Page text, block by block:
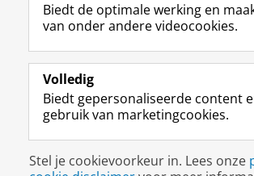
e
b
o
p
a
i
n
k
e
I
-
p
g
i
-
f
e
R
k
s
Studiekiezers
Alumni
Over ons
Disclaimer & Copyright
Inloggen
Biedt de optimale werking en
van onder andere videocookies.
Volledig
Biedt gepersonaliseerde content
gebruik van marketingcookies.
Stel je cookievoorkeur in. Lees onze